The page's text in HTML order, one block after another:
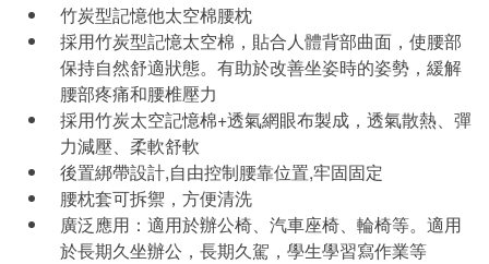
竹炭型記憶他太空棉腰枕
採用竹炭型記憶太空棉，貼合人體背部曲面，使腰部
保持自然舒適狀態。有助於改善坐姿時的姿勢，緩解
腰部疼痛和腰椎壓力
採用竹炭太空記憶棉+透氣網眼布製成，透氣散熱、彈
力減壓、柔軟舒軟
後置綁帶設計,自由控制腰靠位置,牢固固定
腰枕套可拆禦，方便清洗
廣泛應用：適用於辦公椅、汽車座椅、輪椅等。適用
於長期久坐辦公，長期久駕，學生學習寫作業等